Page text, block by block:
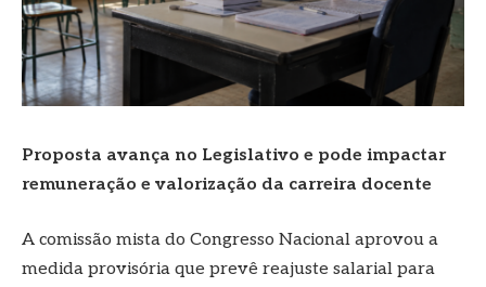
Proposta avança no Legislativo e pode impactar
remuneração e valorização da carreira docente
A comissão mista do Congresso Nacional aprovou a
medida provisória que prevê reajuste salarial para